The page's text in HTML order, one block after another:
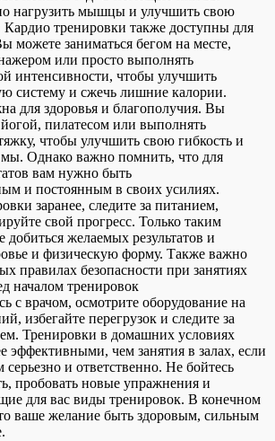
нагрузить мышцы и улучшить свою
тренировки также доступны для
можете заниматься бегом на месте,
или просто выполнять
интенсивности, чтобы улучшить
систему и сжечь лишние калории.
для здоровья и благополучия. Вы
пилатесом или выполнять
чтобы улучшить свою гибкость и
Однако важно помнить, что для
вам нужно быть
и постоянным в своих усилиях.
заранее, следите за питанием,
свой прогресс. Только таким
желаемых результатов и
и физическую форму. Также важно
правилах безопасности при занятиях
началом тренировок
с врачом, осмотрите оборудование на
избегайте перегрузок и следите за
Тренировки в домашних условиях
эффективными, чем занятия в залах, если
и ответственно. Не бойтесь
пробовать новые упражнения и
для вас виды тренировок. В конечном
ваше желание быть здоровым, сильным